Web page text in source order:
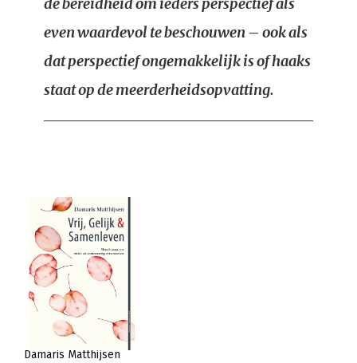
even waardevol te beschouwen – ook als
dat perspectief ongemakkelijk is of haaks
staat op de meerderheidsopvatting.
Damaris Matthijsen